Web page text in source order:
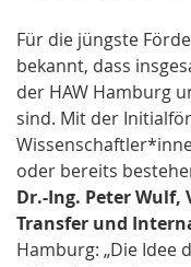
Für die jüngste
bekannt, dass
der HAW Hamburg
sind. Mit der
oder bereits
Dr.-Ing. Peter Wulf,
Transfer und
Hamburg: „Die Idee